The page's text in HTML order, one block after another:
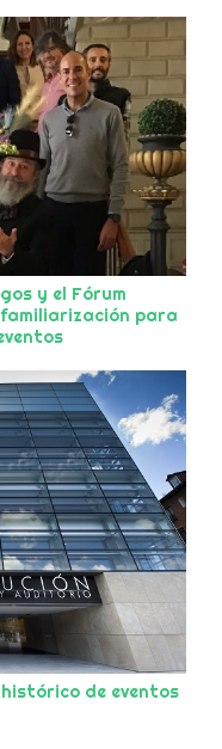
y el Fórum
para
histórico de eventos